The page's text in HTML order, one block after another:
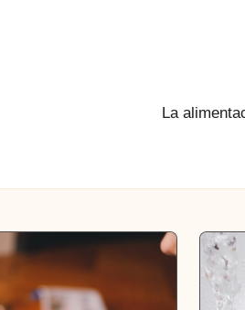
La